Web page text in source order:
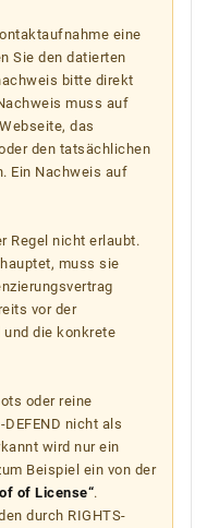
eine
Sie den datierten
bitte direkt
muss auf
das
den tatsächlichen
Ein Nachweis auf
Regel nicht erlaubt.
muss sie
vor der
die konkrete
oder reine
nicht als
wird nur ein
Beispiel ein von der
of License“.
durch RIGHTS-